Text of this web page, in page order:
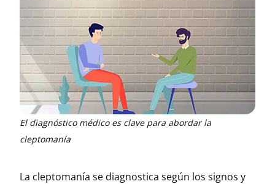
El diagnóstico médico es clave para abordar la
cleptomanía
La cleptomanía se diagnostica según los signos y